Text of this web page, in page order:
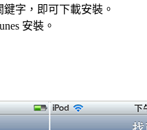
字，即可下載安裝。
安裝。